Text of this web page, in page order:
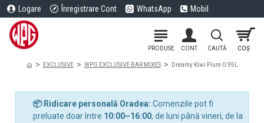
Logare Înregistrare Cont WhatsApp Mobil
EXCLUSIVE WPG EXCLUSIVE BAR MIXES Dreamy Kiwi Piure 0.95L
📦 Ridicare personală Oradea: Comenzile pot fi
preluate doar între 10:00–16:00, de luni până vineri, de la